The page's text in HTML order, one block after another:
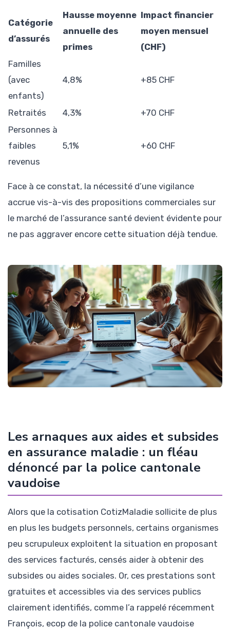
Catégorie
d’assurés
Hausse moyenne
annuelle des
primes
Impact financier
moyen mensuel
(CHF)
Familles
(avec
enfants)
4,8% +85 CHF
Retraités 4,3%
+70 CHF
Personnes à
faibles
revenus
5,1% +60 CHF
Face à ce constat, la nécessité d’une vigilance
accrue vis-à-vis des propositions commerciales sur
le marché de l’assurance santé devient évidente pour
ne pas aggraver encore cette situation déjà tendue.
Les arnaques aux aides et subsides
en assurance maladie : un fléau
dénoncé par la police cantonale
vaudoise
Alors que la cotisation CotizMaladie sollicite de plus
en plus les budgets personnels, certains organismes
peu scrupuleux exploitent la situation en proposant
des services facturés, censés aider à obtenir des
subsides ou aides sociales. Or, ces prestations sont
gratuites et accessibles via des services publics
clairement identifiés, comme l’a rappelé récemment
François, ecop de la police cantonale vaudoise